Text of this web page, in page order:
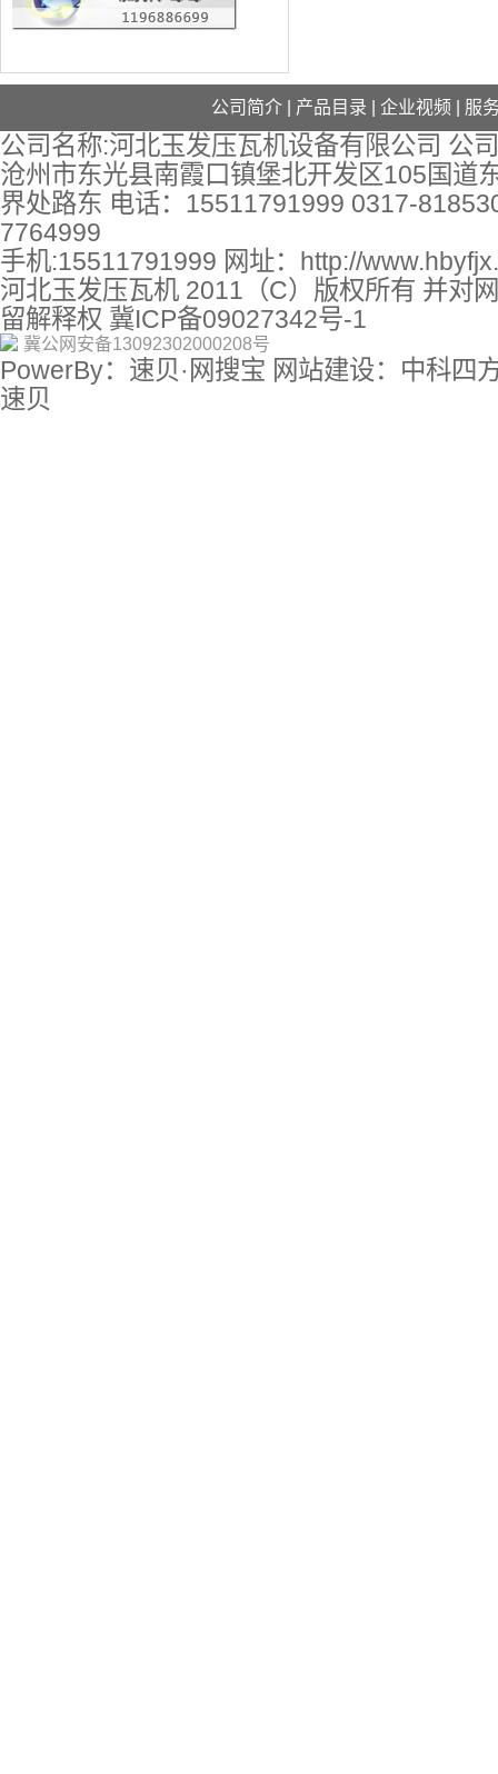
公司简介 产品目录 企业视频 服
公司名称:河北玉发压瓦机设备有限公司 公
沧州市东光县南霞口镇堡北开发区105国道
界处路东 电话：15511791999 0317-
7764999
手机:15511791999 网址： http://
河北玉发压瓦机 2011（C）版权所有 并对
留解释权 冀ICP备09027342号-1
冀公网安备13092302000208号
PowerBy：速贝·网搜宝 网站建设：中科四
速贝